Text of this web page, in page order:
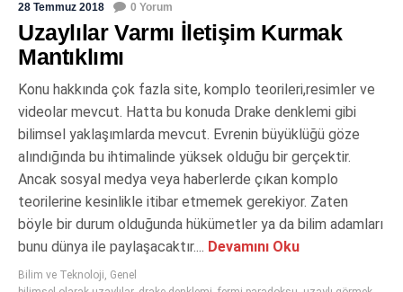
28 Temmuz 2018 0 Yorum
Uzaylılar Varmı İletişim Kurmak
Mantıklımı
Konu hakkında çok fazla site, komplo teorileri,resimler ve
videolar mevcut. Hatta bu konuda Drake denklemi gibi
bilimsel yaklaşımlarda mevcut. Evrenin büyüklüğü göze
alındığında bu ihtimalinde yüksek olduğu bir gerçektir.
Ancak sosyal medya veya haberlerde çıkan komplo
teorilerine kesinlikle itibar etmemek gerekiyor. Zaten
böyle bir durum olduğunda hükümetler ya da bilim adamları
bunu dünya ile paylaşacaktır.... Devamını Oku
Bilim ve Teknoloji, Genel